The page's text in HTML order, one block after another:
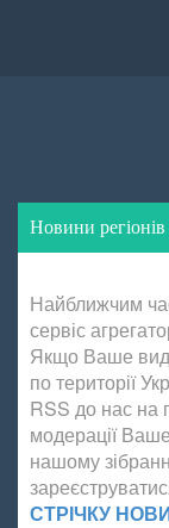
Новини
Найближчим
сервіс
Якщо Ваше
по території
RSS до нас на
модерації
нашому
СТРІЧКУ